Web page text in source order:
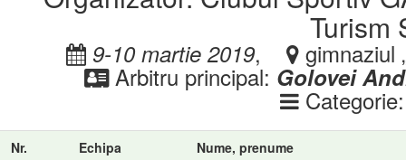
Turism
9-10 martie 2019, gimnaziul
Arbitru principal: Golovei
Nr. Echipa Nume, prenume